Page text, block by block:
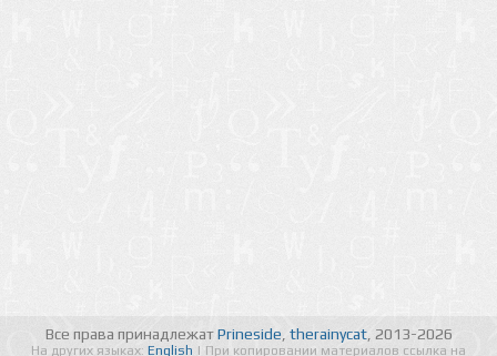
Все права принадлежатPrineside therainycat, 2013-2026
На других языках: English | При копировании материалов ссылка на